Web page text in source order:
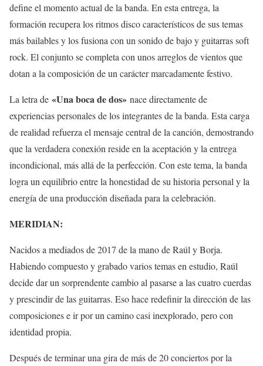
define el momento actual de la banda. En esta entrega, la
formación recupera los ritmos disco característicos de sus temas
más bailables y los fusiona con un sonido de bajo y guitarras soft
rock. El conjunto se completa con unos arreglos de vientos que
dotan a la composición de un carácter marcadamente festivo.
La letra de «Una boca de dos» nace directamente de
experiencias personales de los integrantes de la banda. Esta carga
de realidad refuerza el mensaje central de la canción, demostrando
que la verdadera conexión reside en la aceptación y la entrega
incondicional, más allá de la perfección. Con este tema, la banda
logra un equilibrio entre la honestidad de su historia personal y la
energía de una producción diseñada para la celebración.
MERIDIAN:
Nacidos a mediados de 2017 de la mano de Raúl y Borja.
Habiendo compuesto y grabado varios temas en estudio, Raúl
decide dar un sorprendente cambio al pasarse a las cuatro cuerdas
y prescindir de las guitarras. Eso hace redefinir la dirección de las
composiciones e ir por un camino casi inexplorado, pero con
identidad propia.
Después de terminar una gira de más de 20 conciertos por la